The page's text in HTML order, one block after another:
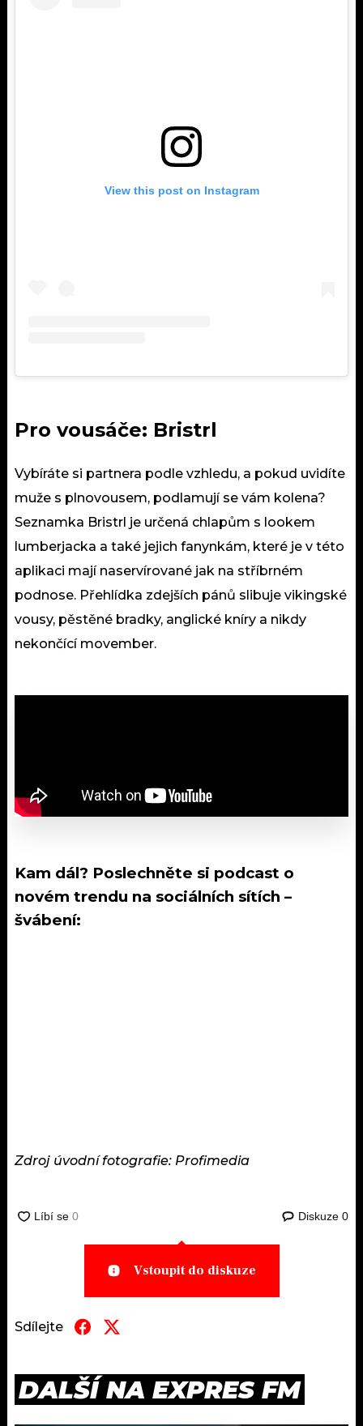
View this post on Instagram
Pro vousáče: Bristrl
Vybíráte si partnera podle vzhledu, a pokud uvidíte
muže s plnovousem, podlamují se vám kolena?
Seznamka Bristrl je určená chlapům s lookem
lumberjacka a také jejich fanynkám, které je v této
aplikaci mají naservírované jak na stříbrném
podnose. Přehlídka zdejších pánů slibuje vikingské
vousy, pěstěné bradky, anglické kníry a nikdy
nekončící movember.
Kam dál? Poslechněte si podcast o
novém trendu na sociálních sítích –
švábení:
Zdroj úvodní fotografie: Profimedia
Diskuze 0
Vstoupit do diskuze
Sdílejte
DALŠÍ NA EXPRES FM